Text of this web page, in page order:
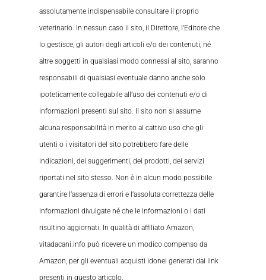
assolutamente indispensabile consultare il proprio
veterinario. In nessun caso il sito, il Direttore, l’Editore che
lo gestisce, gli autori degli articoli e/o dei contenuti, né
altre soggetti in qualsiasi modo connessi al sito, saranno
responsabili di qualsiasi eventuale danno anche solo
ipoteticamente collegabile all’uso dei contenuti e/o di
informazioni presenti sul sito. Il sito non si assume
alcuna responsabilità in merito al cattivo uso che gli
utenti o i visitatori del sito potrebbero fare delle
indicazioni, dei suggerimenti, dei prodotti, dei servizi
riportati nel sito stesso. Non è in alcun modo possibile
garantire l’assenza di errori e l’assoluta correttezza delle
informazioni divulgate né che le informazioni o i dati
risultino aggiornati. In qualità di affiliato Amazon,
vitadacani.info può ricevere un modico compenso da
Amazon, per gli eventuali acquisti idonei generati dai link
presenti in questo articolo.